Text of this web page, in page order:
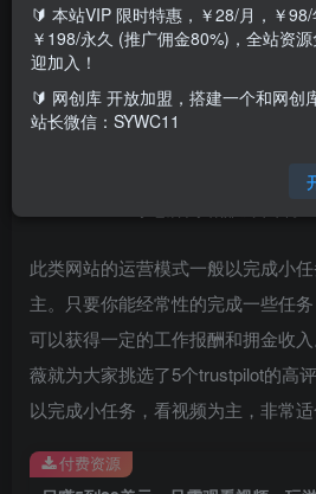
Trustpilot高评分网站，提款安全，
络副业赚钱平台简介
想必很多同学都听说过在线调查，玩
赚钱的网站。其中最知名的就是
此类网站的运营模式一般以完成小
主。只要你能经常性的完成一些任
可以获得一定的工作报酬和拥金收
薇就为大家挑选了5个trustpilot的高
以完成小任务，看视频为主，非常适
付费资源
🔰 本站VIP 限时特惠，￥28/月，￥
￥198/永久 (推广佣金80%)，全站资
迎加入！
🔰 网创库 开放加盟，搭建一个和网创
站长微信：SYWC11